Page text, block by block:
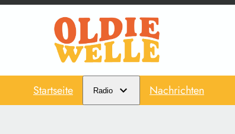
Startseite Radio Nachrichten